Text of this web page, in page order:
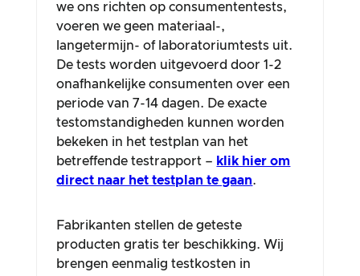
we ons richten op consumententests,
voeren we geen materiaal-,
langetermijn- of laboratoriumtests uit.
De tests worden uitgevoerd door 1-2
onafhankelijke consumenten over een
periode van 7-14 dagen. De exacte
testomstandigheden kunnen worden
bekeken in het testplan van het
betreffende testrapport – klik hier om
direct naar het testplan te gaan.
Fabrikanten stellen de geteste
producten gratis ter beschikking. Wij
brengen eenmalig testkosten in